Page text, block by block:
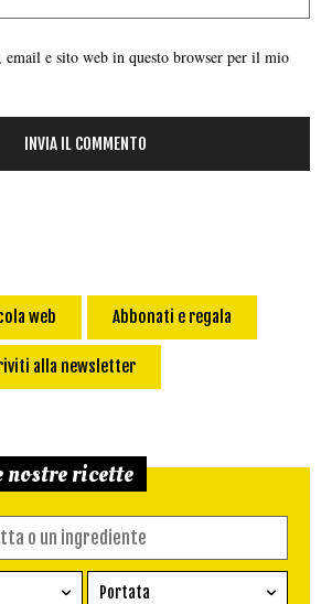
e sito web in questo browser per il mio
web Abbonati e regala
alla newsletter
nostre ricette
Portata